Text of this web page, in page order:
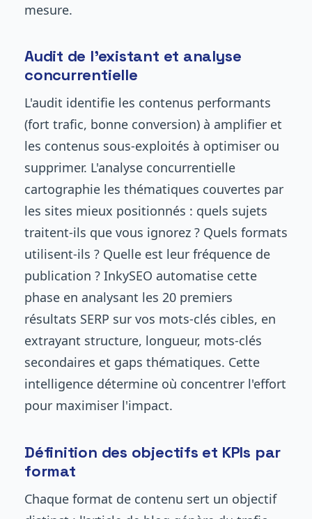
mesure.
Audit de l'existant et analyse
concurrentielle
L'audit identifie les contenus performants
(fort trafic, bonne conversion) à amplifier et
les contenus sous-exploités à optimiser ou
supprimer. L'analyse concurrentielle
cartographie les thématiques couvertes par
les sites mieux positionnés : quels sujets
traitent-ils que vous ignorez ? Quels formats
utilisent-ils ? Quelle est leur fréquence de
publication ? InkySEO automatise cette
phase en analysant les 20 premiers
résultats SERP sur vos mots-clés cibles, en
extrayant structure, longueur, mots-clés
secondaires et gaps thématiques. Cette
intelligence détermine où concentrer l'effort
pour maximiser l'impact.
Définition des objectifs et KPIs par
format
Chaque format de contenu sert un objectif